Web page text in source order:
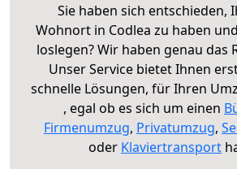
Sie haben sich entschieden,
Wohnort in Codlea zu haben
loslegen? Wir haben genau das
Unser Service bietet Ihnen
schnelle Lösungen, für Ihren
, egal ob es sich um einen
Firmenumzug, Privatumzug,
oder Klaviertransport